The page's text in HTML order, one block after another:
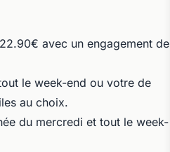
avec un engagement de
le week-end ou votre de
au choix.
du mercredi et tout le week-